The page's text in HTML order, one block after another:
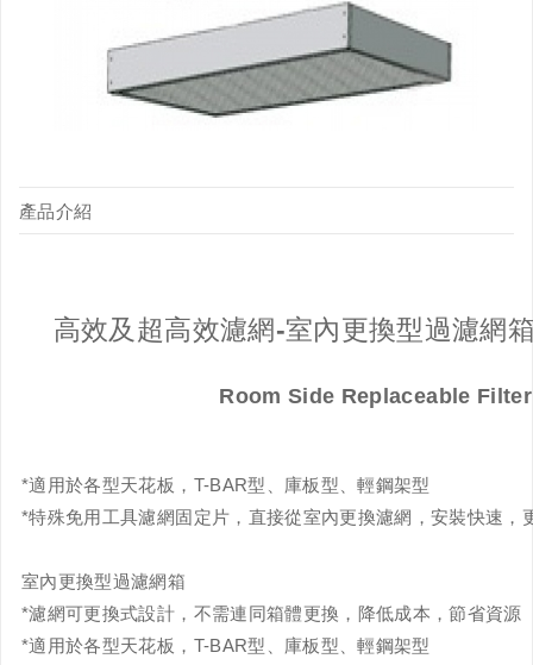
產品介紹
高效及超高效濾網-室內更換型過濾網
Room Side Replaceable
*適用於各型天花板，T-BAR型、庫板型、輕鋼架型
*特殊免用工具濾網固定片，直接從室內更換濾網，安裝快速，
室內更換型過濾網箱
*濾網可更換式設計，不需連同箱體更換，降低成本，節省資源
*適用於各型天花板，T-BAR型、庫板型、輕鋼架型